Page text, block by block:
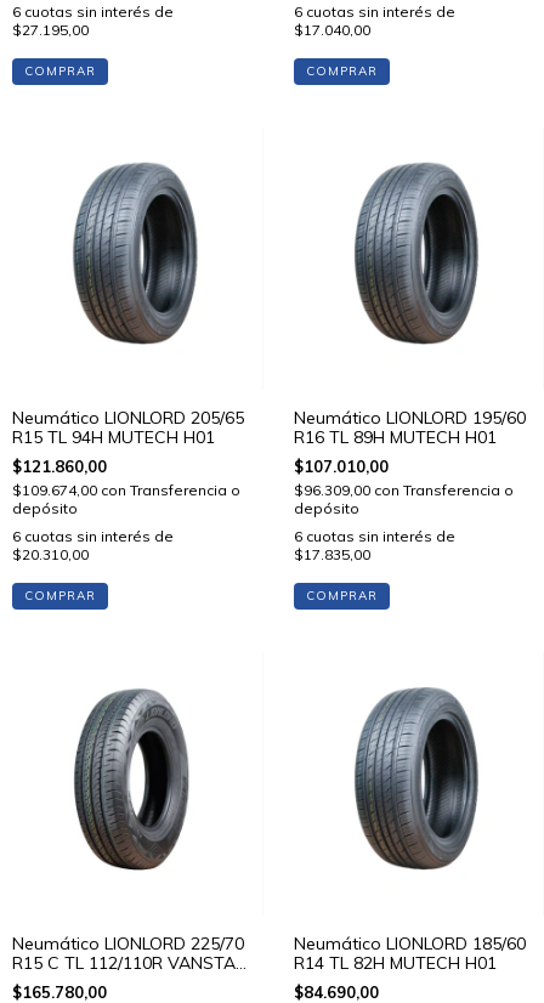
6 cuotas sin interés de
$27.195,00
COMPRAR
6 cuotas sin interés de
$17.040,00
COMPRAR
Neumático LIONLORD 205/65
R15 TL 94H MUTECH H01
$121.860,00
$109.674,00 con Transferencia o
depósito
6 cuotas sin interés de
$20.310,00
COMPRAR
Neumático LIONLORD 195/60
R16 TL 89H MUTECH H01
$107.010,00
$96.309,00 con Transferencia o
depósito
6 cuotas sin interés de
$17.835,00
COMPRAR
Neumático LIONLORD 225/70
R15 C TL 112/110R VANSTAR
C01
$165.780,00
Neumático LIONLORD 185/60
R14 TL 82H MUTECH H01
$84.690,00